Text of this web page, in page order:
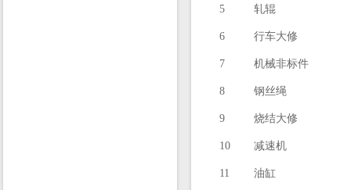
5 轧辊
6 行车大修
7 机械非标件
8 钢丝绳
9 烧结大修
10 减速机
11 油缸